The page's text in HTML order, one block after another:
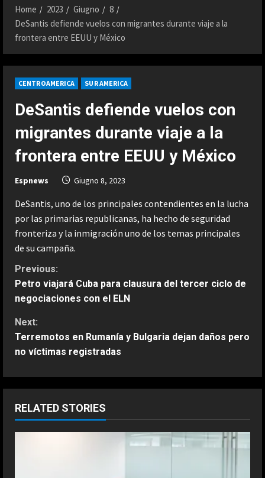
Home 2023 Giugno
8
DeSantis defiende vuelos con migrantes durante viaje a la
frontera entre EEUU y México
CENTROAMERICA SUR AMERICA
DeSantis defiende vuelos con
migrantes durante viaje a la
frontera entre EEUU y México
Espnews Giugno 8, 2023
DeSantis, uno de los principales contendientes en la lucha
por las primarias republicanas, ha hecho de seguridad
fronteriza y la inmigración uno de los temas principales
de su campaña.
C
o
n
t
i
u
Previous:
Petro viajará Cuba para clausura del tercer ciclo de
negociaciones con el ELN
Next:
Terremotos en Rumanía y Bulgaria dejan daños pero
no víctimas registradas
RELATED STORIES